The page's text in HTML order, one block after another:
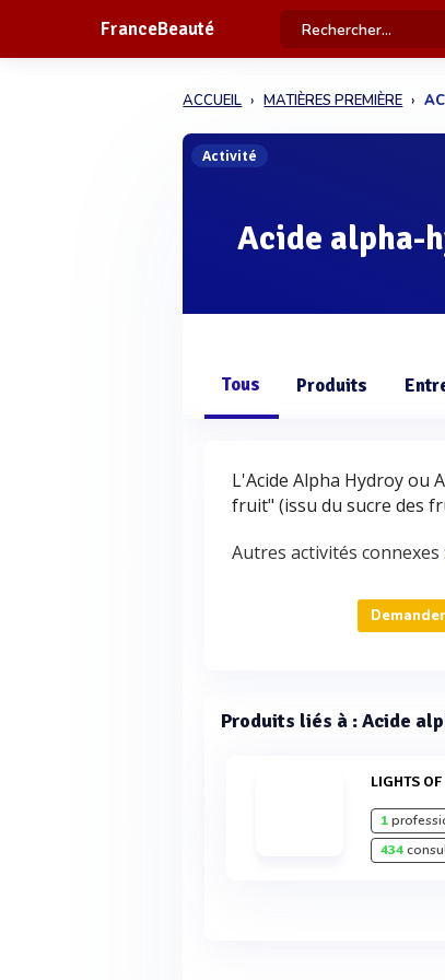
FranceBeauté
ACCUEIL MATIÈRES PREMIÈRE
Activité
Acide alpha-
Tous Produits
L'Acide Alpha Hydroy ou
fruit" (issu du sucre des
Autres activités
Produits liés à : Acide
LIGHTS
1
434